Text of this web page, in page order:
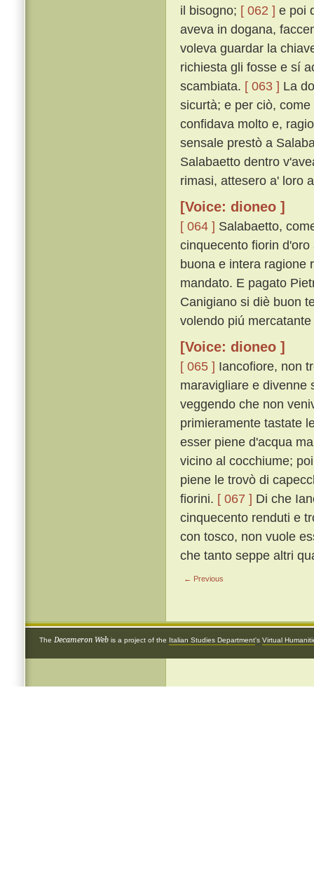
il bisogno; [ 062 ] e poi
aveva in dogana,
voleva guardar la
richiesta gli fosse e sí
scambiata. [ 063 ] La
sicurtà; e per ciò,
confidava molto e,
sensale prestò a
Salabaetto dentro
rimasi, attesero a' loro
[Voice: dioneo ]
[ 064 ] Salabaetto,
cinquecento fiorin
buona e intera ragione
mandato. E pagato
Canigiano si diè buon
volendo piú
[Voice: dioneo ]
[ 065 ] Iancofiore, non
maravigliare e divenne
veggendo che non
primieramente tastate
esser piene d'acqua
vicino al cocchiume;
piene le trovò di
fiorini. [ 067 ] Di che
cinquecento renduti e
con tosco, non vuole
che tanto seppe altri
← Previous
The Decameron Web is a project of the Italian Studies Department's Virtual